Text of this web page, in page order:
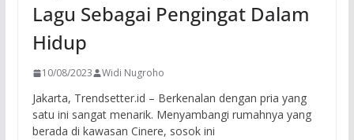
Lagu Sebagai Pengingat Dalam
Hidup
10/08/2023 Widi Nugroho
Jakarta, Trendsetter.id – Berkenalan dengan pria yang
satu ini sangat menarik. Menyambangi rumahnya yang
berada di kawasan Cinere, sosok ini